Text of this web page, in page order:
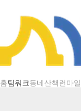
홈팀워크동네산책 런마일